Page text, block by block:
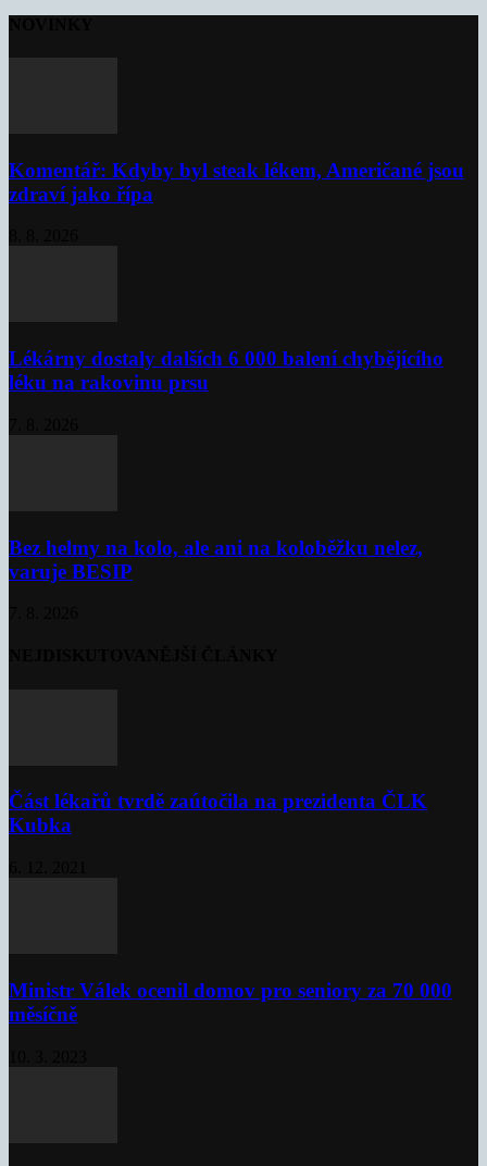
Komentář: Kdyby byl steak lékem, Američané jsou
zdraví jako řípa
Lékárny dostaly dalších 6 000 balení chybějícího
léku na rakovinu prsu
Bez helmy na kolo, ale ani na koloběžku nelez,
varuje BESIP
Část lékařů tvrdě zaútočila na prezidenta ČLK
Kubka
Ministr Válek ocenil domov pro seniory za 70 000
měsíčně